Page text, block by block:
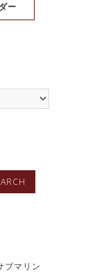
ー
ブマリン